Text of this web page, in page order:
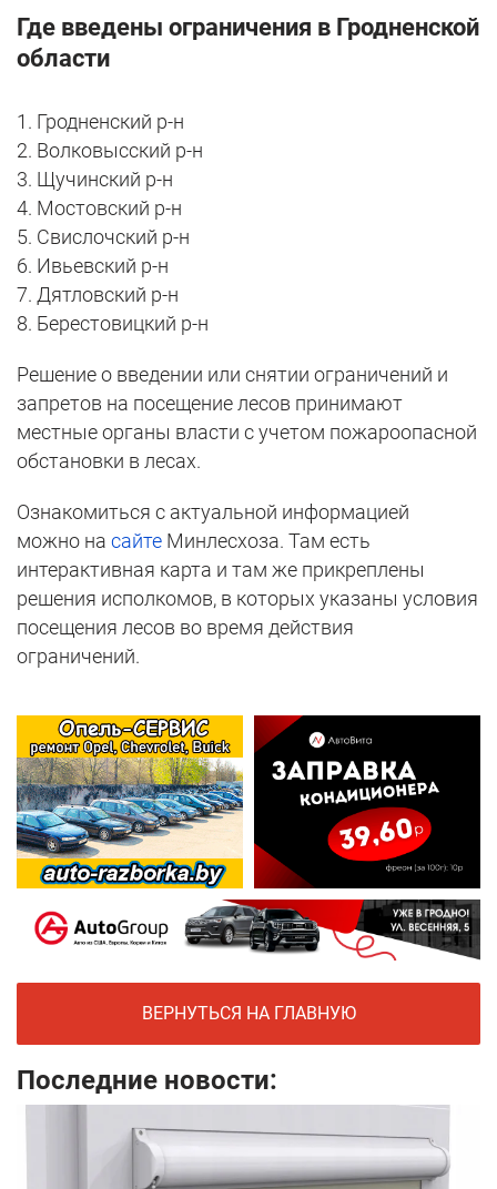
Где введены ограничения в Гродненской
области
1. Гродненский р-н
2. Волковысский р-н
3. Щучинский р-н
4. Мостовский р-н
5. Свислочский р-н
6. Ивьевский р-н
7. Дятловский р-н
8. Берестовицкий р-н
Решение о введении или снятии ограничений и
запретов на посещение лесов принимают
местные органы власти с учетом пожароопасной
обстановки в лесах.
Ознакомиться с актуальной информацией
можно на сайте Минлесхоза. Там есть
интерактивная карта и там же прикреплены
решения исполкомов, в которых указаны условия
посещения лесов во время действия
ограничений.
ВЕРНУТЬСЯ НА ГЛАВНУЮ
Последние новости: